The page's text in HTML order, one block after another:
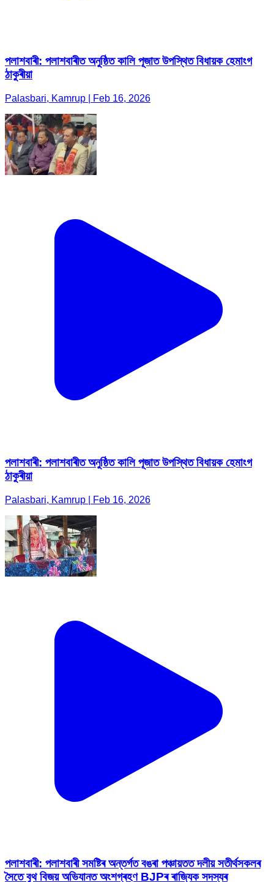
পলাশবাৰী: পলাশবাৰীত অনুষ্ঠিত কালি পূজাত উপস্থিত বিধায়ক হেমাংগ
ঠাকুৰীয়া
Palasbari, Kamrup | Feb 16, 2026
পলাশবাৰী: পলাশবাৰীত অনুষ্ঠিত কালি পূজাত উপস্থিত বিধায়ক হেমাংগ
ঠাকুৰীয়া
Palasbari, Kamrup | Feb 16, 2026
পলাশবাৰী: পলাশবাৰী সমষ্টিৰ অন্তৰ্গত বঙৰা পঞ্চায়তত দলীয় সতীৰ্থসকলৰ
সৈতে বুথ বিজয় অভিযানত অংশগ্ৰহণ BJPৰ ৰাজ্যিক সদস্যৰ